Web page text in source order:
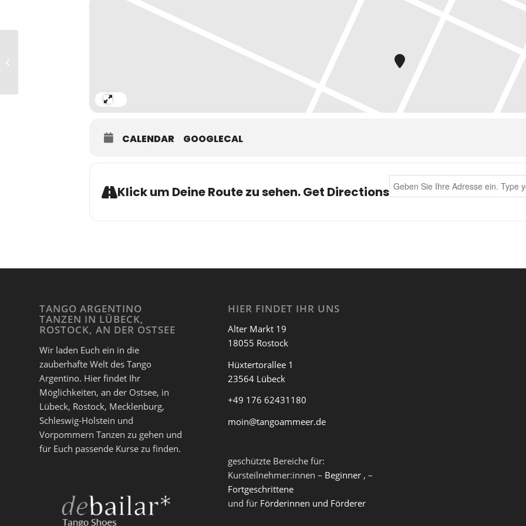
Musikauswahl: traditionell (mind. 80 % traditionell) · Tandas · Cortinamusik
eine andere Milonga bei Tango am Meer ist die Tangowerkstatt:
hier zur
CALENDAR GOOGLECAL
Klick um Deine Route zu sehen. Get Directions
Address - Milonga - Auftakt zum
TANGO ARGENTINO
TANZEN IN LÜBECK,
ROSTOCK, AN DER OSTSEE
Wir laden Euch ein in die
zauberhafte Welt des Tango
Argentino. Hier findet Ihr
Möglichkeiten, an der Ostsee, in
Lübeck, Rostock, Mecklenburg,
Schleswig-Holstein und
Vorpommern Tanzen zu gehen und
für Euch passende Kurse zu finden.
HIER FINDET IHR UNS
Alter Markt 19
18055 Rostock
Hüxtertorallee 1
23564 Lübeck
+49 176 62431180
moin@tangoammeer.de
geschützte Bereiche für:
Kursteilnehmer:innen – Beginner, –
Fortgeschrittene
und für Förderinnen und Förderer